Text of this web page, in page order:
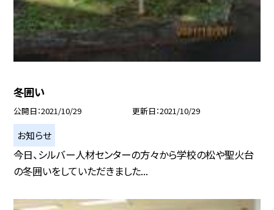
冬囲い
公開日 2021/10/29 更新日 2021/10/29
お知らせ
今日、シルバー人材センターの方々から学校の松や聖火台
の冬囲いをしていただきました...